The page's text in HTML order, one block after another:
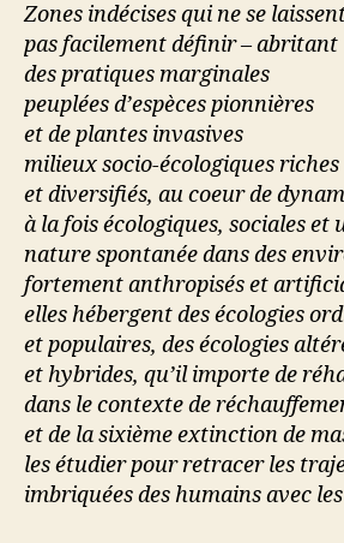
Zones indécises qui ne se
pas facilement définir – abritant
des pratiques marginales
peuplées d’espèces pionnières
et de plantes invasives
milieux socio-écologiques riches
et diversifiés, au coeur de
à la fois écologiques, sociales et
nature spontanée dans des
fortement anthropisés et
elles hébergent des écologies
et populaires, des écologies
et hybrides, qu’il importe de
dans le contexte de
et de la sixième extinction de
les étudier pour retracer les
imbriquées des humains avec